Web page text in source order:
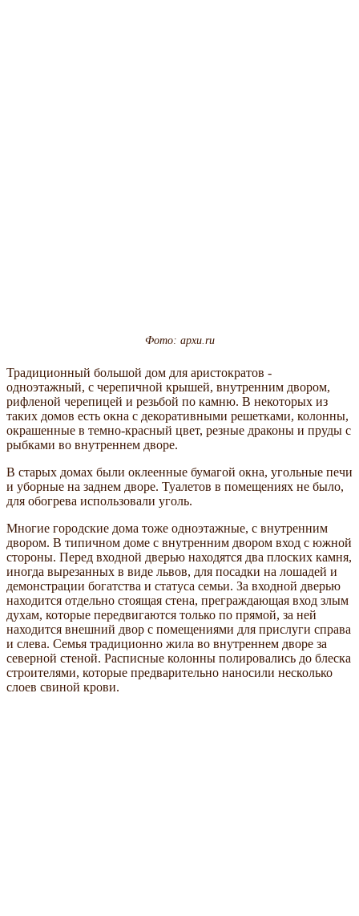
Фото: apxu.ru
Традиционный большой дом для аристократов -
одноэтажный, с черепичной крышей, внутренним двором,
рифленой черепицей и резьбой по камню. В некоторых из
таких домов есть окна с декоративными решетками, колонны,
окрашенные в темно-красный цвет, резные драконы и пруды с
рыбками во внутреннем дворе.
В старых домах были оклеенные бумагой окна, угольные печи
и уборные на заднем дворе. Туалетов в помещениях не было,
для обогрева использовали уголь.
Многие городские дома тоже одноэтажные, с внутренним
двором. В типичном доме с внутренним двором вход с южной
стороны. Перед входной дверью находятся два плоских камня,
иногда вырезанных в виде львов, для посадки на лошадей и
демонстрации богатства и статуса семьи. За входной дверью
находится отдельно стоящая стена, преграждающая вход злым
духам, которые передвигаются только по прямой, за ней
находится внешний двор с помещениями для прислуги справа
и слева. Семья традиционно жила во внутреннем дворе за
северной стеной. Расписные колонны полировались до блеска
строителями, которые предварительно наносили несколько
слоев свиной крови.